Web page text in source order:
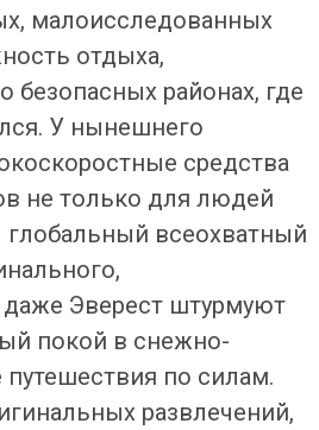
малоисследованных
отдыха,
безопасных районах, где
У нынешнего
средства
не только для людей
глобальный всеохватный
Эверест штурмуют
покой в снежно-
по силам.
развлечений,